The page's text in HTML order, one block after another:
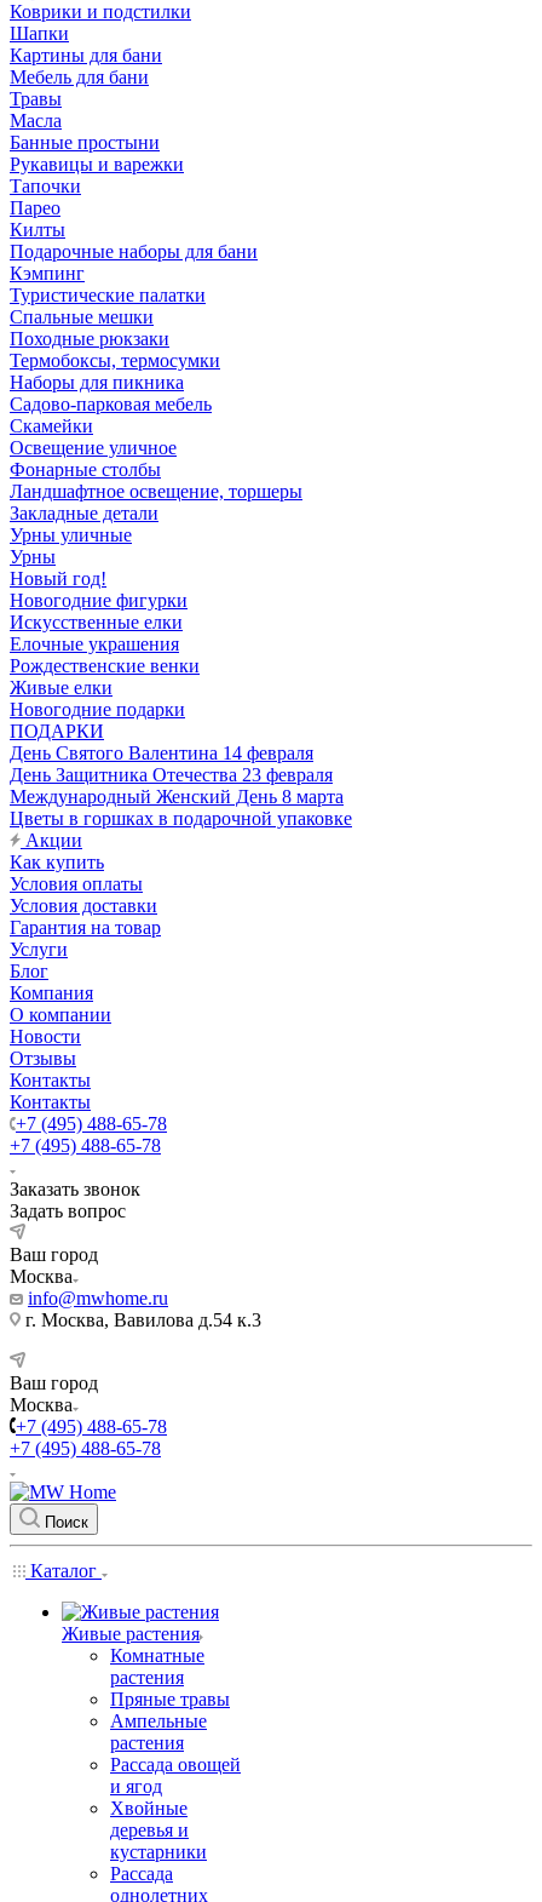
Коврики и подстилки
Шапки
Картины для бани
Мебель для бани
Травы
Масла
Банные простыни
Рукавицы и варежки
Тапочки
Парео
Килты
Подарочные наборы для бани
Кэмпинг
Туристические палатки
Спальные мешки
Походные рюкзаки
Термобоксы, термосумки
Наборы для пикника
Садово-парковая мебель
Скамейки
Освещение уличное
Фонарные столбы
Ландшафтное освещение, торшеры
Закладные детали
Урны уличные
Урны
Новый год!
Новогодние фигурки
Искусственные елки
Елочные украшения
Рождественские венки
Живые елки
Новогодние подарки
ПОДАРКИ
День Святого Валентина 14 февраля
День Защитника Отечества 23 февраля
Международный Женский День 8 марта
Цветы в горшках в подарочной упаковке
Акции
Как купить
Условия оплаты
Условия доставки
Гарантия на товар
Услуги
Блог
Компания
О компании
Новости
Отзывы
Контакты
Контакты
+7 (495) 488-65-78
+7 (495) 488-65-78
Заказать звонок
Задать вопрос
Ваш город
Москва
info@mwhome.ru
г. Москва, Вавилова д.54 к.3
Ваш город
Москва
+7 (495) 488-65-78
+7 (495) 488-65-78
Поиск
Каталог
Живые растения
Комнатные
растения
Пряные травы
Ампельные
растения
Рассада овощей
и ягод
Хвойные
деревья и
кустарники
Рассада
однолетних